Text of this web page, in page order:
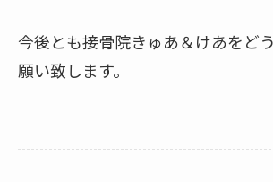
今後とも接骨院きゅあ＆けあをど
願い致します。